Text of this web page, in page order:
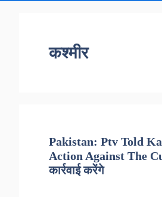
कश्मीर
Pakistan: Ptv Told
Action Against The
कार्रवाई करेंगे